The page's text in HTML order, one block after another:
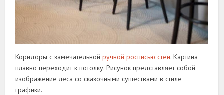
Коридоры с замечательнойручной росписью стен. Картина
плавно переходит к потолку. Рисунок представляет собой
изображение леса со сказочными существами в стиле
графики.